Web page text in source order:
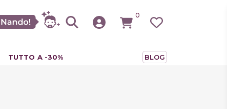
0
TUTTO A -30% BLOG